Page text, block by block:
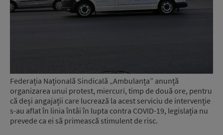
Federația Națională Sindicală „Ambulanța” anunță
organizarea unui protest, miercuri, timp de două ore, pentru
că deși angajații care lucrează la acest serviciu de intervenție
s-au aflat în linia întâi în lupta contra COVID-19, legislația nu
prevede ca ei să primească stimulent de risc.